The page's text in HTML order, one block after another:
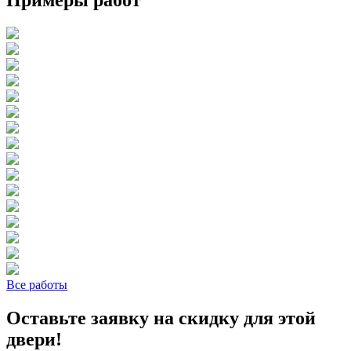
Все работы
Оставьте заявку на скидку для этой
двери!